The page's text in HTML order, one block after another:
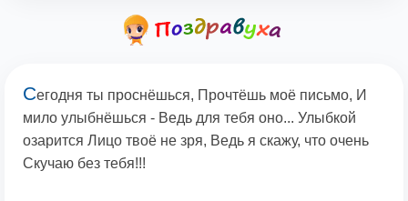
Сегодня ты проснёшься, Прочтёшь моё письмо, И
мило улыбнёшься - Ведь для тебя оно... Улыбкой
озарится Лицо твоё не зря, Ведь я скажу, что очень
Скучаю без тебя!!!